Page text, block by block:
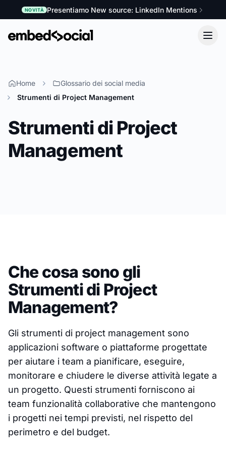
NOVITÀ Presentiamo New source: LinkedIn Mentions
Home
Glossario dei social media
Strumenti di Project Management
Strumenti di Project
Management
Che cosa sono gli
Strumenti di Project
Management?
Gli strumenti di project management sono
applicazioni software o piattaforme progettate
per aiutare i team a pianificare, eseguire,
monitorare e chiudere le diverse attività legate a
un progetto. Questi strumenti forniscono ai
team funzionalità collaborative che mantengono
i progetti nei tempi previsti, nel rispetto del
perimetro e del budget.